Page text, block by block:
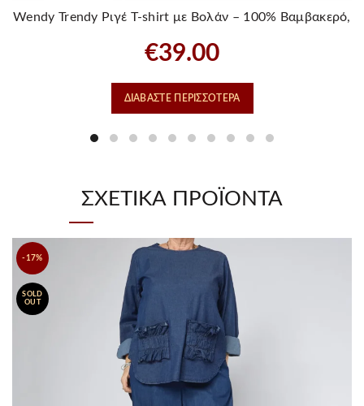
Wendy Trendy Ριγέ T-shirt με Βολάν – 100% Βαμβακερό,
€39.00
ΔΙΑΒΆΣΤΕ ΠΕΡΙΣΣΌΤΕΡΑ
ΣΧΕΤΙΚΆ ΠΡΟΪΌΝΤΑ
-17%
SOLD
OUT